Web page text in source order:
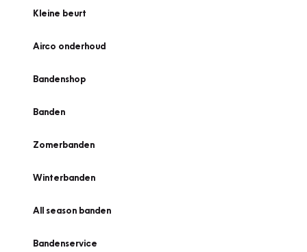
Kleine beurt
Airco onderhoud
Bandenshop
Banden
Zomerbanden
Winterbanden
All season banden
Bandenservice